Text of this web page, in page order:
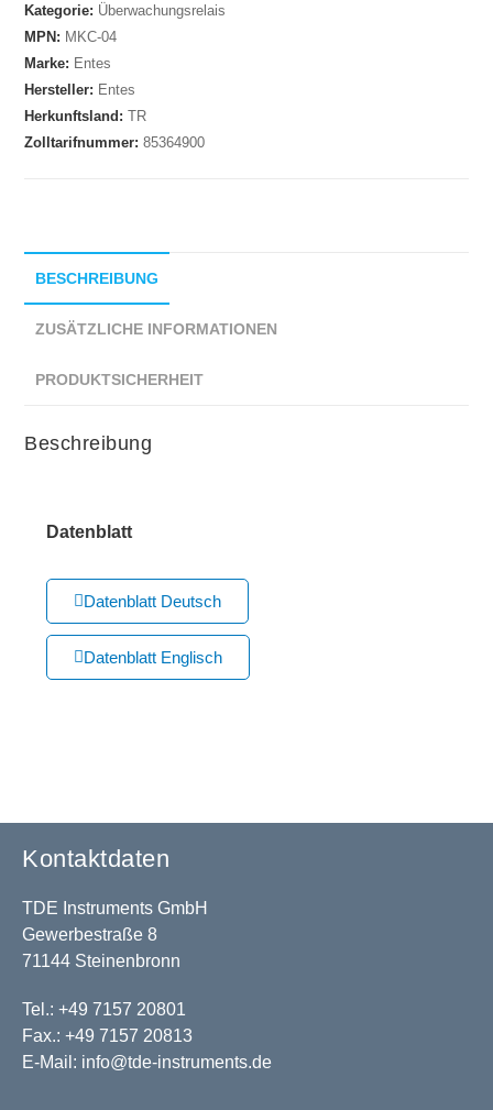
Kategorie: Überwachungsrelais
MPN: MKC-04
Marke: Entes
Hersteller: Entes
Herkunftsland:TR
Zolltarifnummer:85364900
BESCHREIBUNG
ZUSÄTZLICHE INFORMATIONEN
PRODUKTSICHERHEIT
Beschreibung
Datenblatt
Datenblatt Deutsch
Datenblatt Englisch
Kontaktdaten
TDE Instruments GmbH
Gewerbestraße 8
71144 Steinenbronn
Tel.: +49 7157 20801
Fax.: +49 7157 20813
E-Mail: info@tde-instruments.de